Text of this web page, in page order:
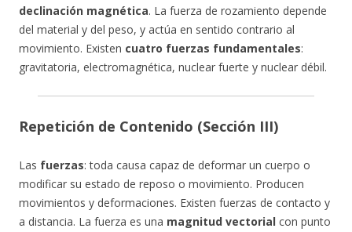
declinación magnética. La fuerza de rozamiento depende
del material y del peso, y actúa en sentido contrario al
movimiento. Existen cuatro fuerzas fundamentales:
gravitatoria, electromagnética, nuclear fuerte y nuclear débil.
Repetición de Contenido (Sección III)
Las fuerzas: toda causa capaz de deformar un cuerpo o
modificar su estado de reposo o movimiento. Producen
movimientos y deformaciones. Existen fuerzas de contacto y
a distancia. La fuerza es una magnitud vectorial con punto